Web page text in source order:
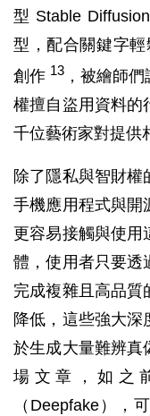
型 Stable Diffusion
型，配合關鍵字
創作 13 ，被繪師
權擅自盜用資料的
千位藝術家對提供
除了隱私與智財
手機應用程式與開
更容易接觸與使用
體，使用者只要透
完成複雜且高品質
降低，這些強大深
於生成大量難辨真
場文章，如之
（Deepfake），